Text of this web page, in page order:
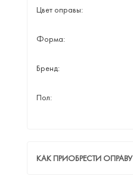
Цвет оправы:
Форма:
Бренд:
Пол:
КАК ПРИОБРЕСТИ ОПРАВУ